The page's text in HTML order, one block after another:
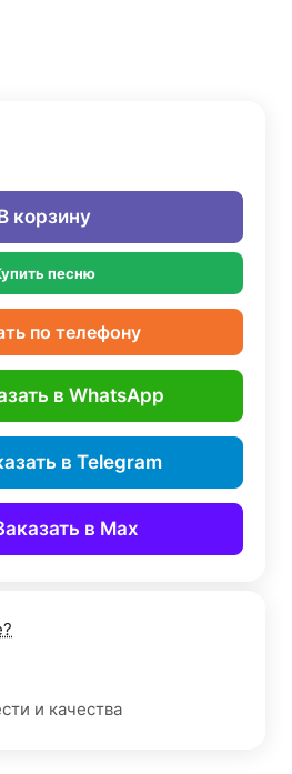
корзину
песню
по телефону
в WhatsApp
в Telegram
в Max
и качества